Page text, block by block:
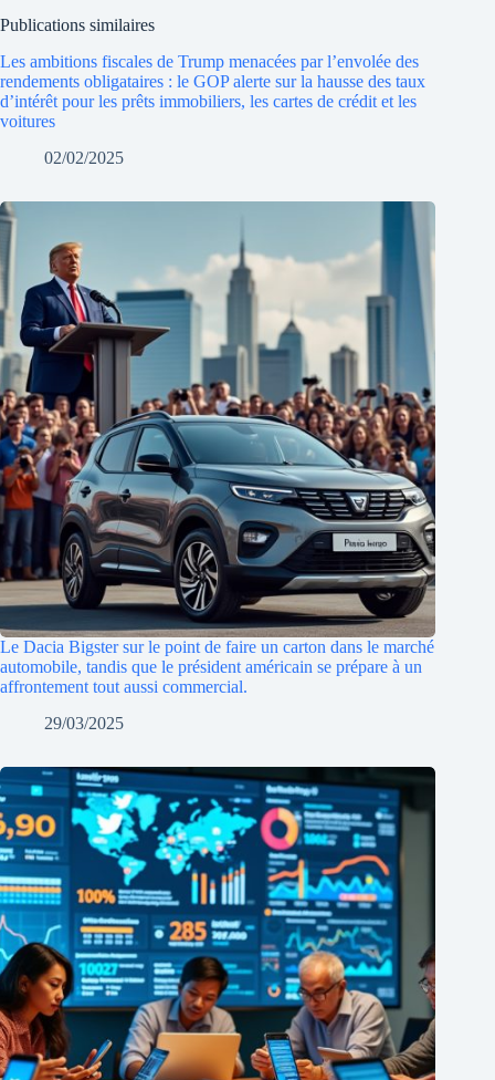
Publications similaires
Les ambitions fiscales de Trump menacées par l’envolée des
rendements obligataires : le GOP alerte sur la hausse des taux
d’intérêt pour les prêts immobiliers, les cartes de crédit et les
voitures
02/02/2025
Le Dacia Bigster sur le point de faire un carton dans le marché
automobile, tandis que le président américain se prépare à un
affrontement tout aussi commercial.
29/03/2025